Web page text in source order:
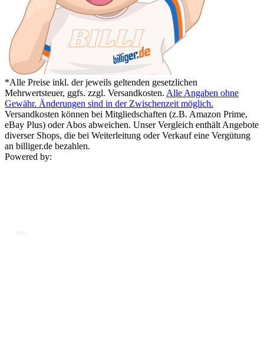
*Alle Preise inkl. der jeweils geltenden gesetzlichen
Mehrwertsteuer, ggfs. zzgl. Versandkosten. Alle Angaben ohne
Gewähr. Änderungen sind in der Zwischenzeit möglich.
Versandkosten können bei Mitgliedschaften (z.B. Amazon Prime,
eBay Plus) oder Abos abweichen. Unser Vergleich enthält Angebote
diverser Shops, die bei Weiterleitung oder Verkauf eine Vergütung
an billiger.de bezahlen.
Powered by: